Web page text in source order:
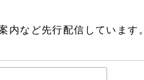
など先行配信しています。